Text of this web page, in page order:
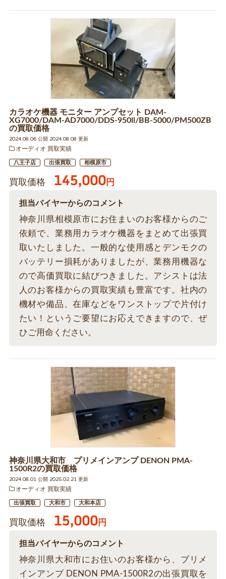
カラオケ機器 モニター アンプセット DAM-
XG7000/DAM-AD7000/DDS-950ll/BB-5000/PM500ZB
の買取価格
2024.08.06 公開 2024.08.08 更新
オーディオ 買取実績
八王子店 出張買取 相模原市
買取価格 145,000円
担当バイヤーからのコメント
神奈川県相模原市にお住まいのお客様からのご
依頼で、業務用カラオケ機器をまとめて出張買
取いたしました。一般的な使用感とデンモクの
バッテリー損耗がありましたが、業務用機器な
ので高価買取に結びつきました。アシストは法
人のお客様からの買取実績も豊富です。社内の
機材や備品、在庫などをワンストップで片付け
たい！というご要望にお応えできますので、ぜ
ひご用命ください。
神奈川県大和市 プリメインアンプ DENON PMA-
1500R2の買取価格
2024.08.01 公開 2025.02.21 更新
オーディオ 買取実績
出張買取 大和市 大和本店
買取価格 15,000円
担当バイヤーからのコメント
神奈川県大和市にお住いのお客様から、プリメ
インアンプ DENON PMA-1500R2の出張買取を